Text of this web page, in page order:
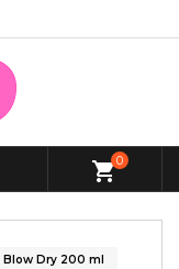
shopping_cart0
Dry 200 ml